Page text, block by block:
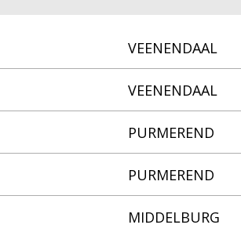
VEENENDAAL
VEENENDAAL
PURMEREND
PURMEREND
MIDDELBURG